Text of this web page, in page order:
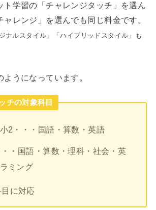
ト学習の「チャレンジタッチ」を選ん
ャレンジ」を選んでも同じ料金です。
ナルスタイル」「ハイブリッドスタイル」も
うになっています。
チの対象科目
2・・・国語・算数・英語
・国語・算数・理科・社会・英
ミング
に対応